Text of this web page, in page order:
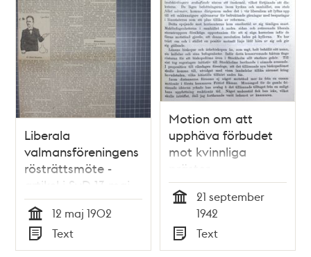
Liberala
valmansföreningens
rösträttsmöte -
artikel i SvD 13 maj
1902
Tid
12 maj 1902
Typ
Text
Motion om att
upphäva förbudet
mot kvinnliga
präster -
stadsfullmäktige
1942
21 september
1942
Typ
Text